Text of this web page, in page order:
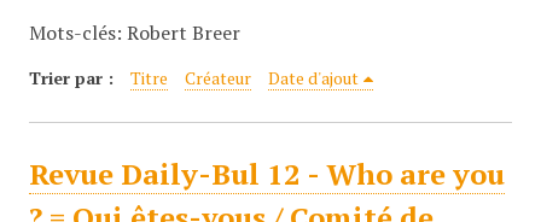
Mots-clés: Robert Breer
Trier par : Titre Créateur Date d'ajout
Revue Daily-Bul 12 - Who are you